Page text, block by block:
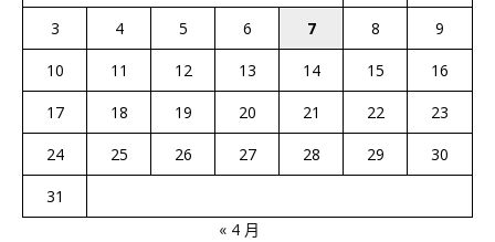
3
4 5 6 7 8
9
10
11 12 13 14 15
16
17
18 19 20 21 22
23
24
25 26 27 28 29
30
31
« 4 月